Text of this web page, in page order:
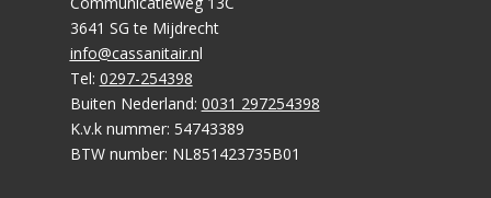
3641 SG te Mijdrecht
info@cassanitair.nl
Tel: 0297-254398
Buiten Nederland: 0031 297254398
K.v.k nummer: 54743389
BTW number: NL851423735B01